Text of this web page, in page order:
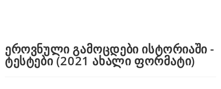
u
ეროვნული გამოცდები ისტორიაში -
ტესტები (2021 ახალი ფორმატი)